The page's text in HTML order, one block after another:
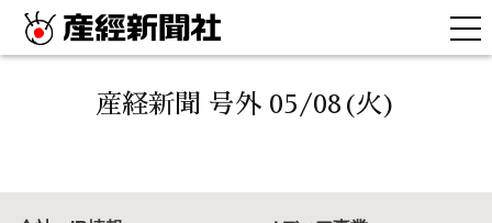
産経新聞 号外 05/08(火)